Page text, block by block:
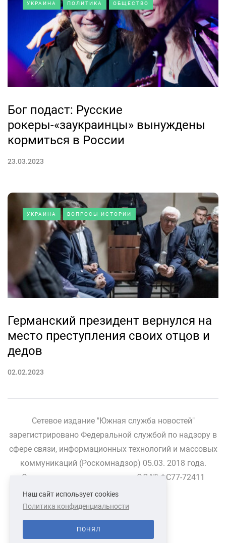
УКРАИНА ПОЛИТИКА ОБЩЕСТВО
Бог подаст: Русские
рокеры-«заукраинцы» вынуждены
кормиться в России
23.03.2023
УКРАИНА ВОПРОСЫ ИСТОРИИ
Германский президент вернулся на
место преступления своих отцов и
дедов
02.02.2023
Сетевое издание "Южная служба новостей"
зарегистрировано Федеральной службой по надзору в
сфере связи, информационных технологий и массовых
коммуникаций (Роскомнадзор) 05.03. 2018 года.
Свидетельство о регистрации ЭЛ № ФС77-72411
СВЯЗАТЬСЯ С НАМИ
Наш сайт использует cookies
Политика конфиденциальности
ПОНЯЛ